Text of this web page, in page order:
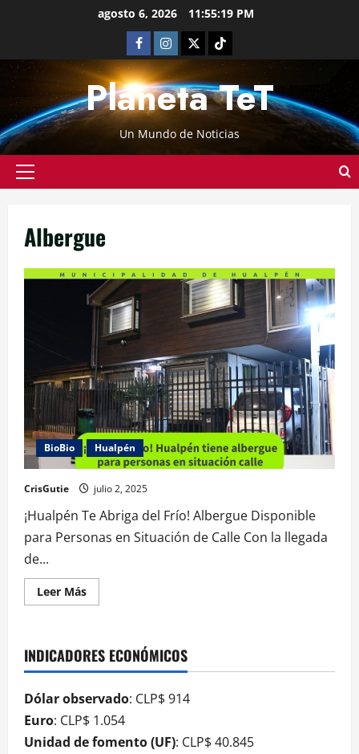
agosto 6, 2026 11:55:19 PM
Planeta TeT
Un Mundo de Noticias
Albergue
BioBio Hualpén
CrisGutie julio 2, 2025
¡Hualpén Te Abriga del Frío! Albergue Disponible
para Personas en Situación de Calle Con la llegada
de...
Leer Más
INDICADORES ECONÓMICOS
Dólar observado: CLP$ 914
Euro: CLP$ 1.054
Unidad de fomento (UF): CLP$ 40.845